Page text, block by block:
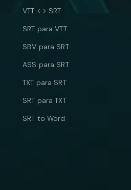
VTT ↔ SRT
SRT para VTT
SBV para SRT
ASS para SRT
TXT para SRT
SRT para TXT
SRT to Word